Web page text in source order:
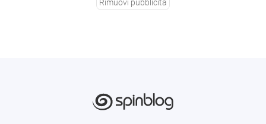
Rimuovi pubblicità